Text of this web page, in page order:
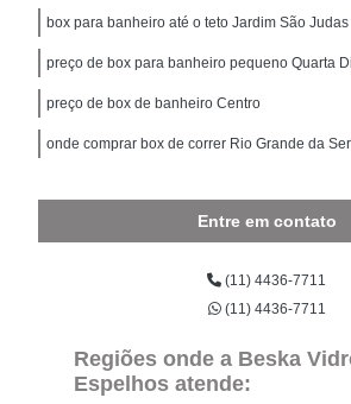
box para banheiro até o teto Jardim São Judas
preço de box para banheiro pequeno Quarta
preço de box de banheiro Centro
onde comprar box de correr Rio Grande da
Entre em contato
(11) 4436-7711
(11) 4436-7711
Regiões onde a Beska
Espelhos atende: